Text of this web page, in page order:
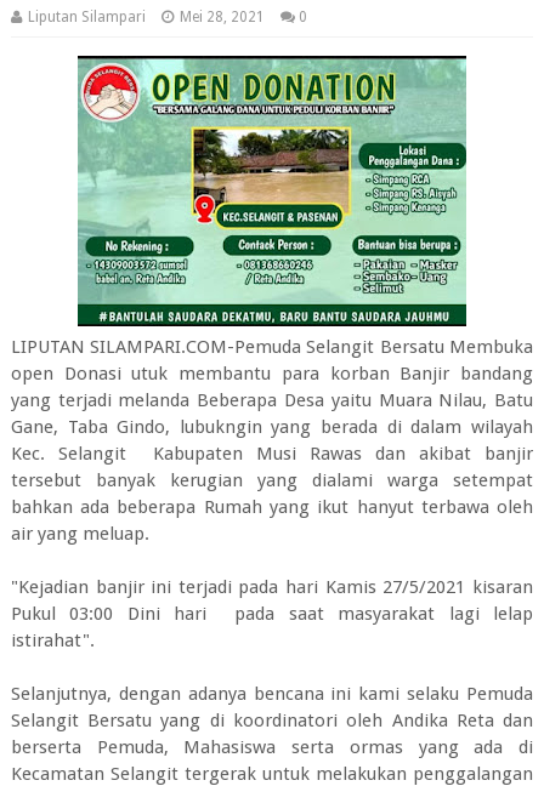
Liputan Silampari Mei 28, 2021 0
LIPUTAN SILAMPARI.COM-Pemuda Selangit Bersatu Membuka
open Donasi utuk membantu para korban Banjir bandang
yang terjadi melanda Beberapa Desa yaitu Muara Nilau, Batu
Gane, Taba Gindo, lubukngin yang berada di dalam wilayah
Kec. Selangit Kabupaten Musi Rawas dan akibat banjir
tersebut banyak kerugian yang dialami warga setempat
bahkan ada beberapa Rumah yang ikut hanyut terbawa oleh
air yang meluap.
"Kejadian banjir ini terjadi pada hari Kamis 27/5/2021 kisaran
Pukul 03:00 Dini hari pada saat masyarakat lagi lelap
istirahat".
Selanjutnya, dengan adanya bencana ini kami selaku Pemuda
Selangit Bersatu yang di koordinatori oleh Andika Reta dan
berserta Pemuda, Mahasiswa serta ormas yang ada di
Kecamatan Selangit tergerak untuk melakukan penggalangan